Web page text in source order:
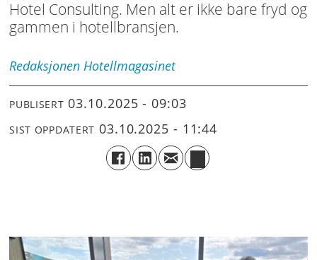
Hotel Consulting. Men alt er ikke bare fryd og
gammen i hotellbransjen.
Redaksjonen Hotellmagasinet
PUBLISERT 03.10.2025 - 09:03
SIST OPPDATERT 03.10.2025 - 11:44